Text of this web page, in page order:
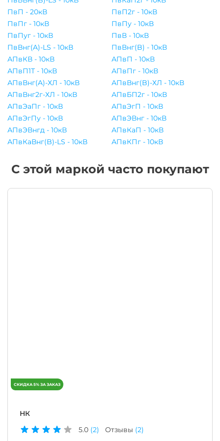
ПвП - 20кВ
ПвП2г - 10кВ
ПвПг - 10кВ
ПвПу - 10кВ
ПвПуг - 10кВ
ПвВ - 10кВ
ПвВнг(A)-LS - 10кВ
ПвВнг(B) - 10кВ
АПвКВ - 10кВ
АПвП - 10кВ
АПвП1Т - 10кВ
АПвПг - 10кВ
АПвВнг(A)-ХЛ - 10кВ
АПвВнг(B)-ХЛ - 10кВ
АПвВнг2г-ХЛ - 10кВ
АПвБП2г - 10кВ
АПвЭаПг - 10кВ
АПвЭгП - 10кВ
АПвЭгПу - 10кВ
АПвЭВнг - 10кВ
АПвЭВнгд - 10кВ
АПвКаП - 10кВ
АПвКаВнг(B)-LS - 10кВ
АПвКПг - 10кВ
С этой маркой часто покупают
НК
5.0 (2) Отзывы (2)